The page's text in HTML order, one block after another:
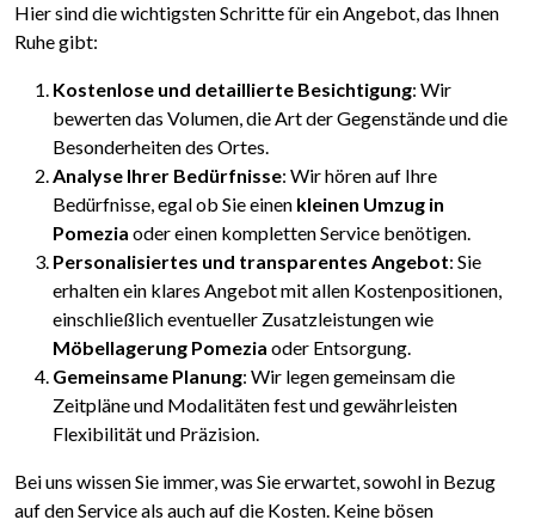
Hier sind die wichtigsten Schritte für ein Angebot, das Ihnen
Ruhe gibt:
Kostenlose und detaillierte Besichtigung: Wir
bewerten das Volumen, die Art der Gegenstände und die
Besonderheiten des Ortes.
Analyse Ihrer Bedürfnisse: Wir hören auf Ihre
Bedürfnisse, egal ob Sie einen kleinen Umzug in
Pomezia oder einen kompletten Service benötigen.
Personalisiertes und transparentes Angebot: Sie
erhalten ein klares Angebot mit allen Kostenpositionen,
einschließlich eventueller Zusatzleistungen wie
Möbellagerung Pomezia oder Entsorgung.
Gemeinsame Planung: Wir legen gemeinsam die
Zeitpläne und Modalitäten fest und gewährleisten
Flexibilität und Präzision.
Bei uns wissen Sie immer, was Sie erwartet, sowohl in Bezug
auf den Service als auch auf die Kosten. Keine bösen